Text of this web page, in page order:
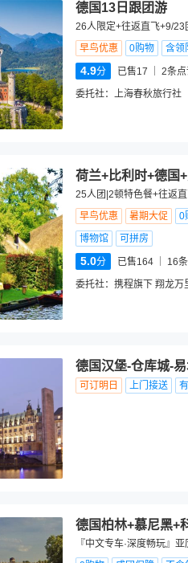
德国13日跟团游
26人限定+往返直飞+9/
早鸟优惠
0购物 含领
4.9分 已售17 2条
委托社： 上海春秋旅行社
荷兰+比利时+德国
25人团|2顿特色餐+往返
早鸟优惠
暑期大促
0
博物馆
可拼房
5.0分 已售164 16
委托社： 携程旗下 翔龙万
德国汉堡-仓库城-
可订明日 上门接送
德国柏林+慕尼黑+
『中文专车·深度畅玩』